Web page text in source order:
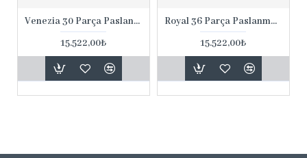
Venezia 30 Parça Paslanmaz Çelik Set
15.522,00₺
Royal 36 Parça Paslanmaz Çelik Set
15.522,00₺